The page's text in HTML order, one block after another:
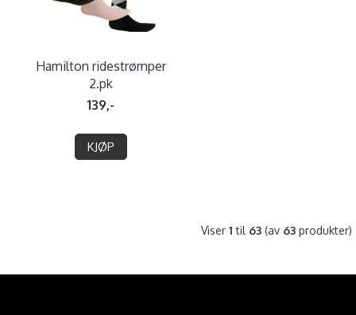
Hamilton ridestrømper
2.pk
139,-
KJØP
Viser 1 til 63 (av 63 produkter)